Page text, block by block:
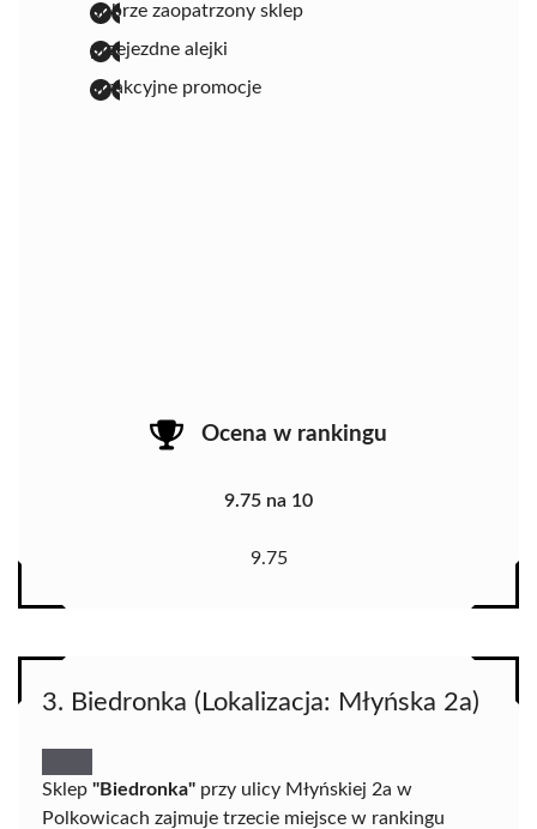
dobrze zaopatrzony sklep
przejezdne alejki
atrakcyjne promocje
Ocena w rankingu
9.75 na 10
9.75
3. Biedronka (Lokalizacja: Młyńska 2a)
Sklep "Biedronka" przy ulicy Młyńskiej 2a w
Polkowicach zajmuje trzecie miejsce w rankingu